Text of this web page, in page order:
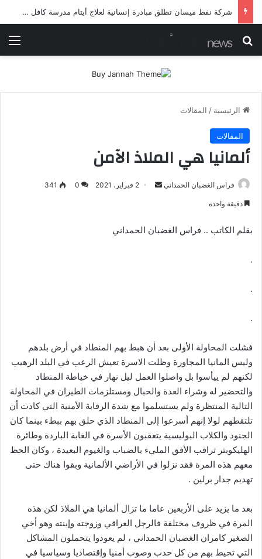
شركة نفط ميسان تطلق مبادرة إنسانية لعلاج أيتام مدرسة كافل اليتيم
بحث عن
الرئيسية / المقالات
المقالات
ألمانيا هي الملاذ الآمن
فراس الغضبان الحمداني
أرسل 2 فبراير، 2021 0
341
دقيقة واحدة
بقلم الكاتب .. فراس الغضبان الحمداني
.
.
.
فشلت المحاولة الأولى بعد أن هبط بهم المنطاد في أرض بلدهم
وليس المانيا المجاورة وظلت الاسرة تعيش الرعب في البلد الرهيب
لكنهم لم ييأسوا بل واصلوا العمل ليل نهار في خياطة المنطاد
والتحضير له وشراء العدة والحبال ومستلزمات الطيران في المحاولة
التالية المنتظرة ولم يستسلموا مع شدة الرقابة الأمنية التي كادت أن
تلتقطهم لولا إنهم أسرعوا إلى المنطاد الذي حلق بهم ببطء بينما كان
الجنود والكلاب البوليسية يتعقبون الأسرة في الغابة الباردة وطائرة
الهليكوبتر تراقب الأفق المليء بالضباب والغيوم البعيدة ، وكان الحظ
معهم هذه المرة فقد نزلوا في الأراضي الألمانية وبقوا هناك حتى
تهديم جدار برلين .
بعد ما يزيد على الأربعين عاما ما تزال ألمانيا هي الملاذ لكن هذه
المرة في ظروف مختلفة فالرجل العراقي وزوجته وإبنته وهو أخي
الصغير كامران الغضبان الحمداني ، لم يعودوا يتحملون المشاكل
التي تحيط بهم من كل حدب وصوب أمنيا وإقتصاديا وسياسيا في